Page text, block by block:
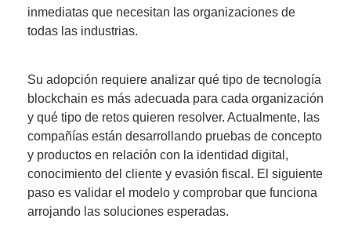
inmediatas que necesitan las organizaciones de
todas las industrias.
Su adopción requiere analizar qué tipo de tecnología
blockchain es más adecuada para cada organización
y qué tipo de retos quieren resolver. Actualmente, las
compañías están desarrollando pruebas de concepto
y productos en relación con la identidad digital,
conocimiento del cliente y evasión fiscal. El siguiente
paso es validar el modelo y comprobar que funciona
arrojando las soluciones esperadas.